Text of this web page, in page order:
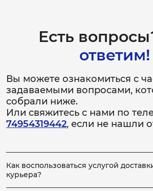
2-3 часа
от 2 500 ₽
3-4 часа
от 3 500 ₽
Ремонт подшипников
Замена двигателя
3-4 часа
Есть
ответим!
Вы можете ознакомиться с
задаваемыми вопросами,
собрали ниже.
Или свяжитесь с нами по
74954319442, если не нашли
Как воспользоваться услугой
курьера?
Всё просто! Если у вас не получается